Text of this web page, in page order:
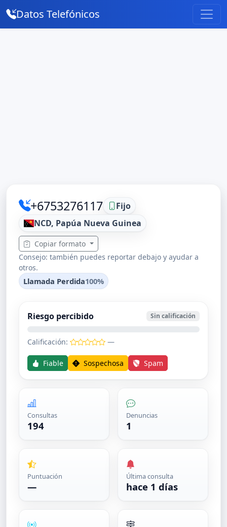
Datos Telefónicos
+6753276117
Fijo
NCD, Papúa Nueva Guinea
Copiar formato
Consejo: también puedes reportar debajo y ayudar a
otros.
Llamada Perdida100%
Riesgo percibido Sin calificación
Calificación: —
Fiable Sospechosa Spam
Consultas
194
Denuncias
1
Puntuación
—
Última consulta
hace 1 días